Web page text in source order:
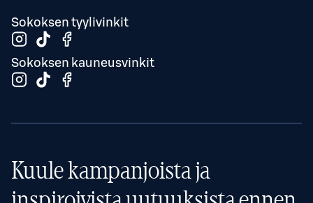
Sokoksen tyylivinkit
Sokoksen kauneusvinkit
Kuule kampanjoista ja